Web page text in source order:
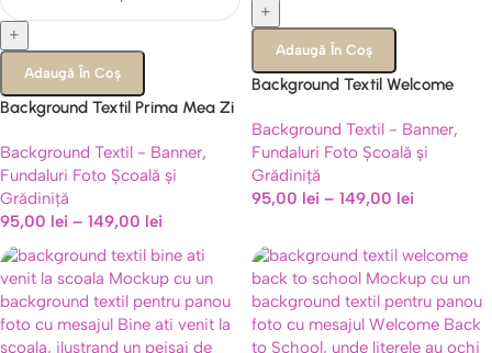
+
Adaugă În Coș
Background Textil Prima Mea Zi
Educativ, Cod 738B
Background Textil - Banner,
Fundaluri Foto Școală și
Grădiniță
95,00 lei – 149,00 lei
+
Adaugă În Coș
Background Textil Welcome
Aspect Fetru, Cod 731B
Background Textil - Banner,
Fundaluri Foto Școală și
Grădiniță
95,00 lei – 149,00 lei